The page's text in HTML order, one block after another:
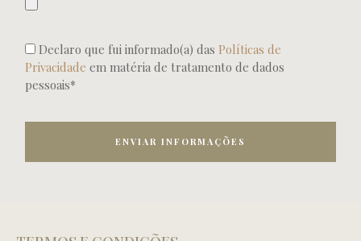
Declaro que fui informado(a) das Políticas de
Privacidadeem matéria de tratamento de dados
pessoais*
ENVIAR INFORMAÇÕES